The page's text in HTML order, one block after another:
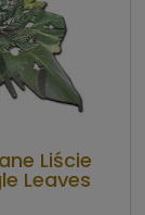
Liście
Leaves